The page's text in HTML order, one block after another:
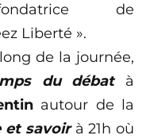
de
Liberté ».
de la journée,
du débatà
autour de la
et savoirà 21h où